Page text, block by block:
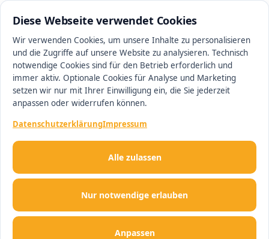
Diese Webseite verwendet Cookies
Wir verwenden Cookies, um unsere Inhalte zu personalisieren
und die Zugriffe auf unsere Website zu analysieren. Technisch
notwendige Cookies sind für den Betrieb erforderlich und
immer aktiv. Optionale Cookies für Analyse und Marketing
setzen wir nur mit Ihrer Einwilligung ein, die Sie jederzeit
anpassen oder widerrufen können.
DatenschutzerklärungImpressum
Nur notwendige erlauben
Anpassen
Alle zulassen